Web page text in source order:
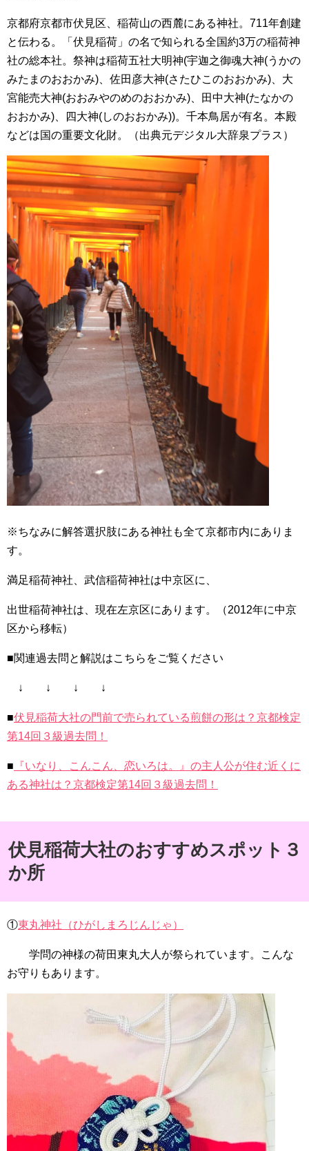
京都府京都市伏見区、稲荷山の西麓にある神社。711年創建
と伝わる。「伏見稲荷」の名で知られる全国約3万の稲荷神
社の総本社。祭神は稲荷五社大明神(宇迦之御魂大神(うかの
みたまのおおかみ)、佐田彦大神(さたひこのおおかみ)、大
宮能売大神(おおみやのめのおおかみ)、田中大神(たなかの
おおかみ)、四大神(しのおおかみ))。千本鳥居が有名。本殿
などは国の重要文化財。（出典元デジタル大辞泉プラス）
※ちなみに解答選択肢にある神社も全て京都市内にありま
す。
満足稲荷神社、武信稲荷神社は中京区に、
出世稲荷神社は、現在左京区にあります。（2012年に中京
区から移転）
■関連過去問と解説はこちらをご覧ください
↓ ↓ ↓ ↓
■伏見稲荷大社の門前で売られている煎餅の形は？京都検定
第14回３級過去問！
■ 『いなり、こんこん、恋いろは。』の主人公が住む近くに
ある神社は？京都検定第14回３級過去問！
伏見稲荷大社のおすすめスポット３
か所
①東丸神社（ひがしまろじんじゃ）
学問の神様の荷田東丸大人が祭られています。こんな
お守りもあります。